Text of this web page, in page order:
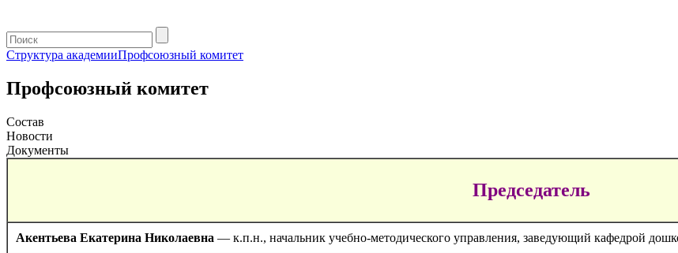
Структура академииПрофсоюзный комитет
Профсоюзный комитет
Состав
Новости
Документы
Председатель
Акентьева Екатерина Николаевна — к.п.н., начальник учебно-методического управления, заведующий кафедрой